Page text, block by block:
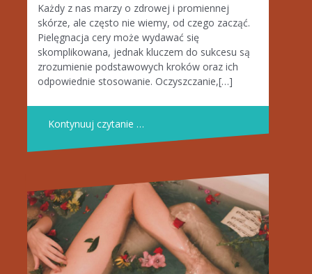
Każdy z nas marzy o zdrowej i promiennej
skórze, ale często nie wiemy, od czego zacząć.
Pielęgnacja cery może wydawać się
skomplikowana, jednak kluczem do sukcesu są
zrozumienie podstawowych kroków oraz ich
odpowiednie stosowanie. Oczyszczanie,[…]
Kontynuuj czytanie …